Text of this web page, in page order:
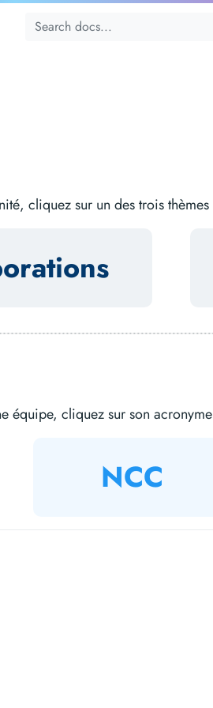
cliquez sur un des trois thèmes
équipe, cliquez sur son acronyme
NCC